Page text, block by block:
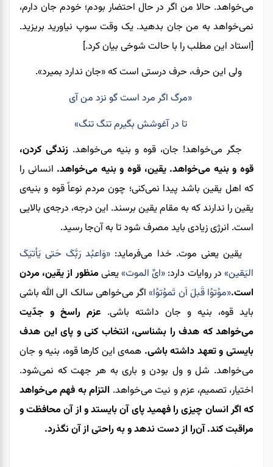
می‌خواهد. حالا من اگر در حال احتضار بودم؛ خودم جان دارم،
نمی‌خواهد به من جان بدهید. یک وقت سوپ نیاورید بریزید.
[استاد این مطلب را با حالت شوخی بیان کرد.]
ولی این حرف، حرف درستی است که «جان ندارد بمیرد».
«مرگ اگر مرد است گو نزد من آی
تا در آغوشش بگیرم تنگ تنگ»
جگر می‌خواهد! جان، قوه و بنیه می‌خواهد. زندگی کردن،
قوه و بنیه می‌خواهد. یقین، قوه و بنیه می‌خواهد. انسانی را
که اهل یقین باشد پیدا نمی‌کنی؛ چون مردم نوعاً قوه و بنیه‌ی
یقین را ندارند که به مقام یقین برسند. این درجه، درجه‌ی بالایی
است. انرژی زیادی باید مصرف شود تا به آن‌جا رسید.
یقین یعنی موت. خدا می‌فرماید: «وَاعبُد رَبَّکَ حَتی یَأتیَکَ
الیَقین»در روایات دارد: «ایِّ الموت»یعنی منظور از یقین، مردن
است.«موُتوُا قَبلَ اَن تَموُتوُا»اگر می‌خواهی سالک الی الله باشی
باید قوه، بنیه و جان داشته باشی. عزم راسخ و جدّیت
می‌خواهد که هدف را بشناسی، انتخاب کنی و پای این هدف
بایستی و تعهد داشته باشی. همه‌ی این کارها قوه، بنیه و جان
می‌خواهد. شل و ول بودن و باری به هر جهت که نمی‌شود.
اختیار، تصمیم، عزم و نیت می‌خواهد. التزام به فهم می‌خواهد
که اگر انسان چیزی را فهمید پای آن بایستد و از آن محافظتو
مراقبت کند. آن‌را از دست ندهد و به‌ راحتی از آن نگذرد.